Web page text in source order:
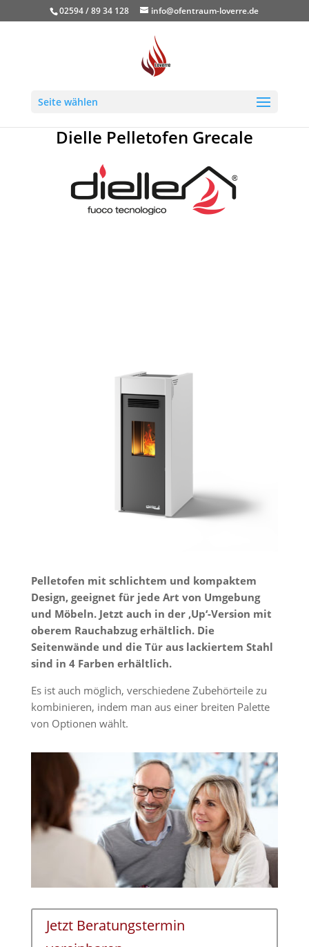
02594 / 89 34 128 info@ofentraum-loverre.de
Seite wählen
Dielle Pelletofen Grecale
Pelletofen mit schlichtem und kompaktem
Design, geeignet für jede Art von Umgebung
und Möbeln. Jetzt auch in der ‚Up‘-Version mit
oberem Rauchabzug erhältlich. Die
Seitenwände und die Tür aus lackiertem Stahl
sind in 4 Farben erhältlich.
Es ist auch möglich, verschiedene Zubehörteile zu
kombinieren, indem man aus einer breiten Palette
von Optionen wählt.
Jetzt Beratungstermin